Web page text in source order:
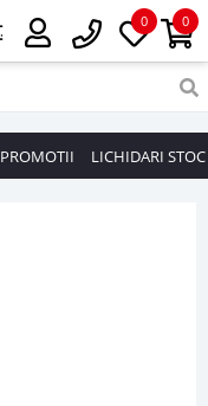
0
0
PROMOTII LICHIDARI STOC